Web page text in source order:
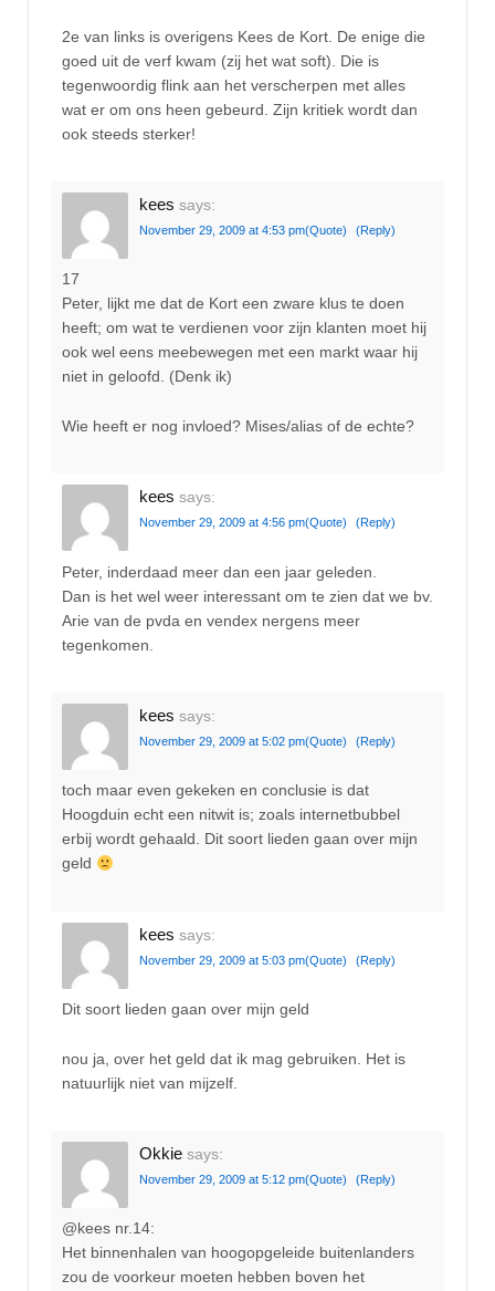
2e van links is overigens Kees de Kort. De enige die
goed uit de verf kwam (zij het wat soft). Die is
tegenwoordig flink aan het verscherpen met alles
wat er om ons heen gebeurd. Zijn kritiek wordt dan
ook steeds sterker!
kees says:
November 29, 2009 at 4:53 pm(Quote) (Reply)
17
Peter, lijkt me dat de Kort een zware klus te doen
heeft; om wat te verdienen voor zijn klanten moet hij
ook wel eens meebewegen met een markt waar hij
niet in geloofd. (Denk ik)
Wie heeft er nog invloed? Mises/alias of de echte?
kees says:
November 29, 2009 at 4:56 pm(Quote) (Reply)
Peter, inderdaad meer dan een jaar geleden.
Dan is het wel weer interessant om te zien dat we bv.
Arie van de pvda en vendex nergens meer
tegenkomen.
kees says:
November 29, 2009 at 5:02 pm(Quote) (Reply)
toch maar even gekeken en conclusie is dat
Hoogduin echt een nitwit is; zoals internetbubbel
erbij wordt gehaald. Dit soort lieden gaan over mijn
geld
kees says:
November 29, 2009 at 5:03 pm(Quote) (Reply)
Dit soort lieden gaan over mijn geld
nou ja, over het geld dat ik mag gebruiken. Het is
natuurlijk niet van mijzelf.
Okkie says:
November 29, 2009 at 5:12 pm(Quote) (Reply)
@kees nr.14:
Het binnenhalen van hoogopgeleide buitenlanders
zou de voorkeur moeten hebben boven het